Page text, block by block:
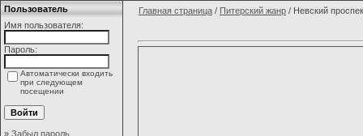
Пользователь
Имя пользователя:
Пароль:
Автоматически входить
при следующем
посещении
» Забыл пароль
Главная страница / Питерский жанр / Невский